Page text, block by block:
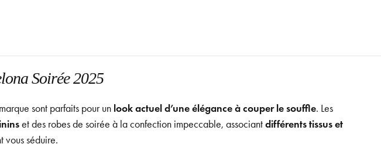
Soirée 2025
sont parfaits pour un look actuel d’une élégance à couper le souffle. Les
et des robes de soirée à la confection impeccable, associantdifférents tissus et
vous séduire.